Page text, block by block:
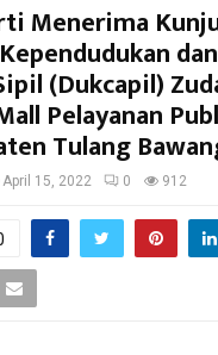
Menerima
dan
(Dukcapil)
Pelayanan
Tulang
April 15, 2022 0 912